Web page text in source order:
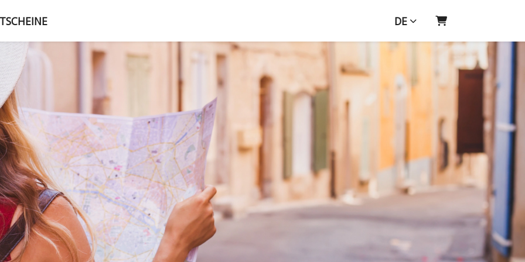
DE WARENKORB